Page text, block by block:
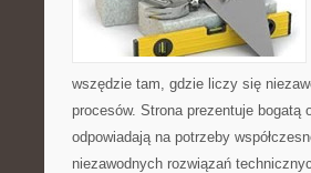
wszędzie tam, gdzie liczy się
procesów. Strona prezentuje bogatą
odpowiadają na potrzeby
niezawodnych rozwiązań